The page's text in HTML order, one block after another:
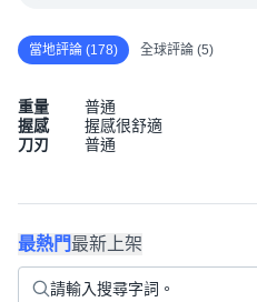
當地評論 (178) 全球評論 (5)
重量 普通
握感
握感很舒適
刀刃
普通
最熱門最新上架